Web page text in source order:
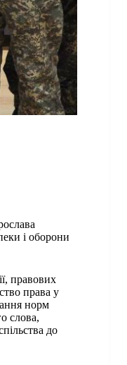
і оборони
правових
права у
норм
слова,
до